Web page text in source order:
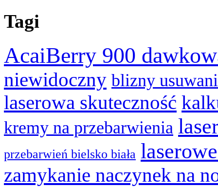
Tagi
AcaiBerry 900
niewidoczny blizny
laserowa skuteczność
kremy na przebarwienia
przebarwień bielsko biała
zamykanie naczynek na